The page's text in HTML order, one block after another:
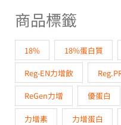
商品標籤
18% 18%蛋白質
Reg-EN力增飲
ReGen力增 優蛋白
力增素 力增蛋白